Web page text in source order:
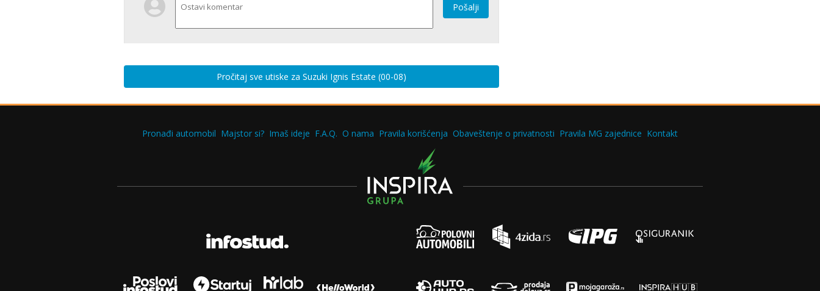
Pošalji
Pročitaj sve utiske za Suzuki Ignis Estate (00-08)
Pronađi automobil Majstor si? Imaš ideje F.A.Q. O nama Pravila korišćenja Obaveštenje o privatnosti Pravila MG zajednice Kontakt